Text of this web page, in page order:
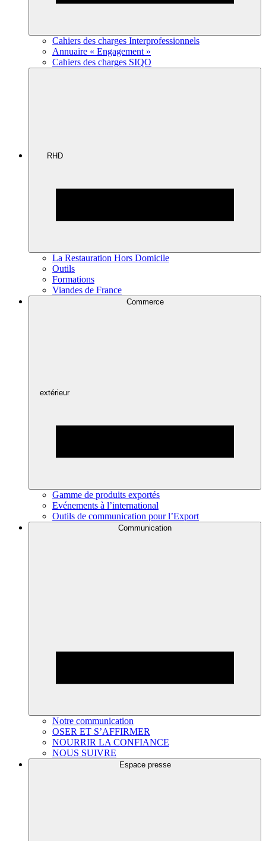
Cahiers des charges Interprofessionnels
Annuaire « Engagement »
Cahiers des charges SIQO
RHD
La Restauration Hors Domicile
Outils
Formations
Viandes de France
Commerce
extérieur
Gamme de produits exportés
Evénements à l’international
Outils de communication pour l’Export
Communication
Notre communication
OSER ET S’AFFIRMER
NOURRIR LA CONFIANCE
NOUS SUIVRE
Espace presse